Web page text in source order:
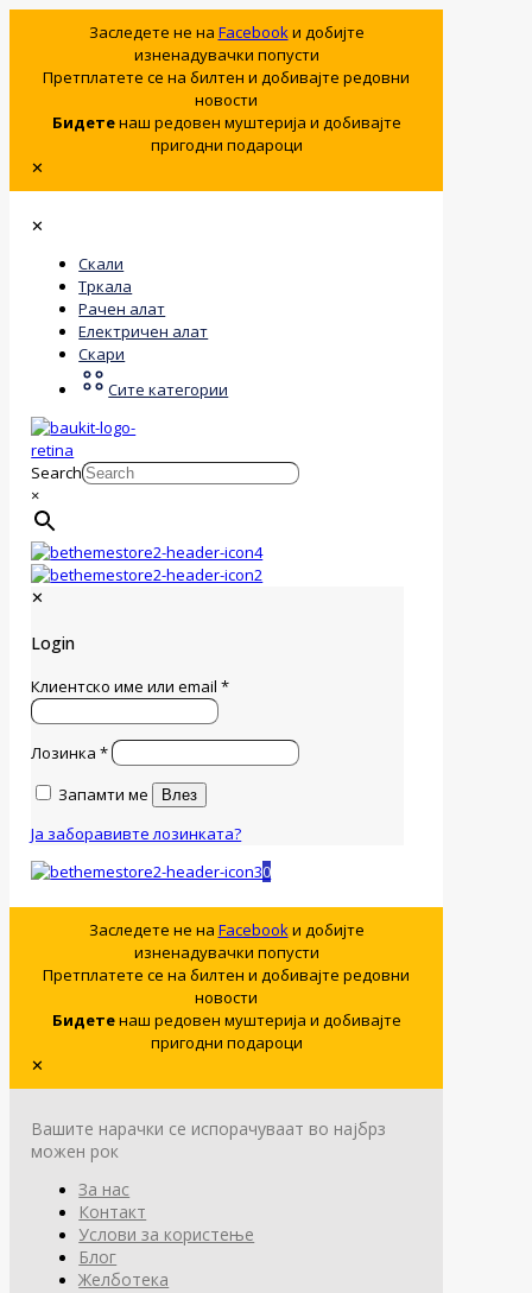
Заследете не на Facebookи добијте
изненадувачки попусти
Претплатете се на билтен и добивајте редовни
новости
Бидетенаш редовен муштерија и добивајте
пригодни подароци
✕
✕
Скали
Тркала
Рачен алат
Електричен алат
Скари
Сите категории
Search
×
✕
Login
Клиентско име или email*
Лозинка*
Запамти ме
Влез
Ја заборавивте лозинката?
0
Заследете не на Facebookи добијте
изненадувачки попусти
Претплатете се на билтен и добивајте редовни
новости
Бидетенаш редовен муштерија и добивајте
пригодни подароци
✕
Вашите нарачки се испорачуваат во најбрз
можен рок
За нас
Контакт
Услови за користење
Блог
Желботека